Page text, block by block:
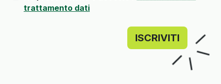
trattamento dati
ISCRIVITI